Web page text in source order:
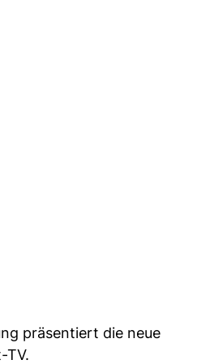
präsentiert die neue
TV.